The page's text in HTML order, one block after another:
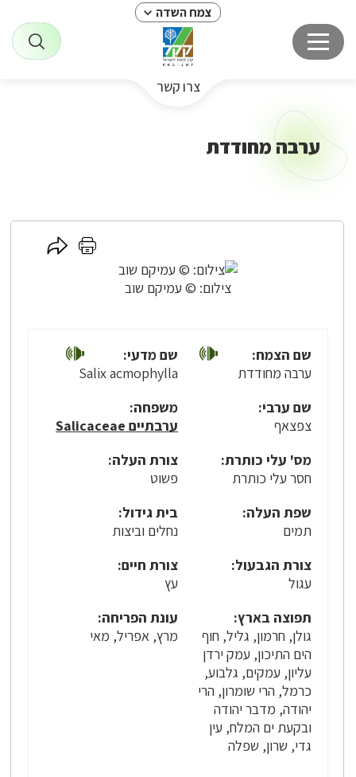
צמח השדה
צרו קשר
ערבה מחודדת
צילום: © עמיקם שוב
לחץ
לחץ
שם הצמח:
ערבה מחודדת
שם מדעי:
Salix acmophylla
שם ערבי:
צפצאף
משפחה:
ערבתיים Salicaceae
מס' עלי כותרת:
חסר עלי כותרת
צורת העלה:
פשוט
שפת העלה:
תמים
בית גידול:
נחלים וביצות
צורת הגבעול:
עגול
צורת חיים:
עץ
תפוצה בארץ:
גולן, חרמון, גליל, חוף
הים התיכון, עמק ירדן
עליון, עמקים, גלבוע,
כרמל, הרי שומרון, הרי
יהודה, מדבר יהודה
ובקעת ים המלח, עין
גדי, שרון, שפלה
עונת הפריחה:
מרץ, אפריל, מאי